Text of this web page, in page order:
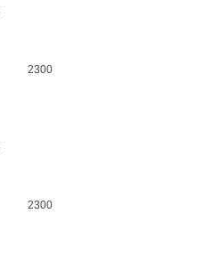
2300
2300